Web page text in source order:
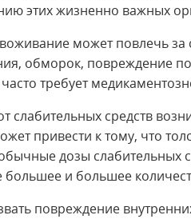
этих жизненно важных
может повлечь за
обморок, повреждение
требует
слабительных средств
привести к тому, что
дозы слабительных
большее и большее
повреждение